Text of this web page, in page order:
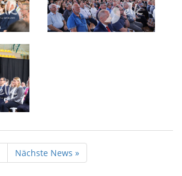
Nächste News »